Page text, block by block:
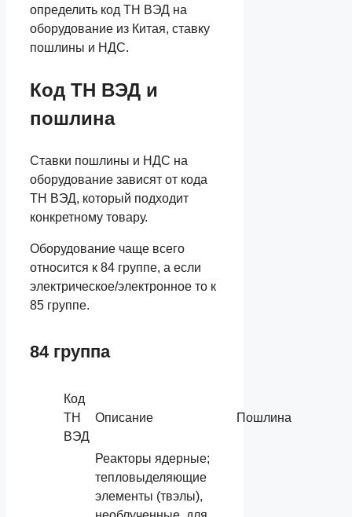
определить код ТН ВЭД на
оборудование из Китая, ставку
пошлины и НДС.
Код ТН ВЭД и
пошлина
Ставки пошлины и НДС на
оборудование зависят от кода
ТН ВЭД, который подходит
конкретному товару.
Оборудование чаще всего
относится к 84 группе, а если
электрическое/электронное то к
85 группе.
84 группа
Код
ТН
ВЭД
Описание Пошлина
Реакторы ядерные;
тепловыделяющие
элементы (твэлы),